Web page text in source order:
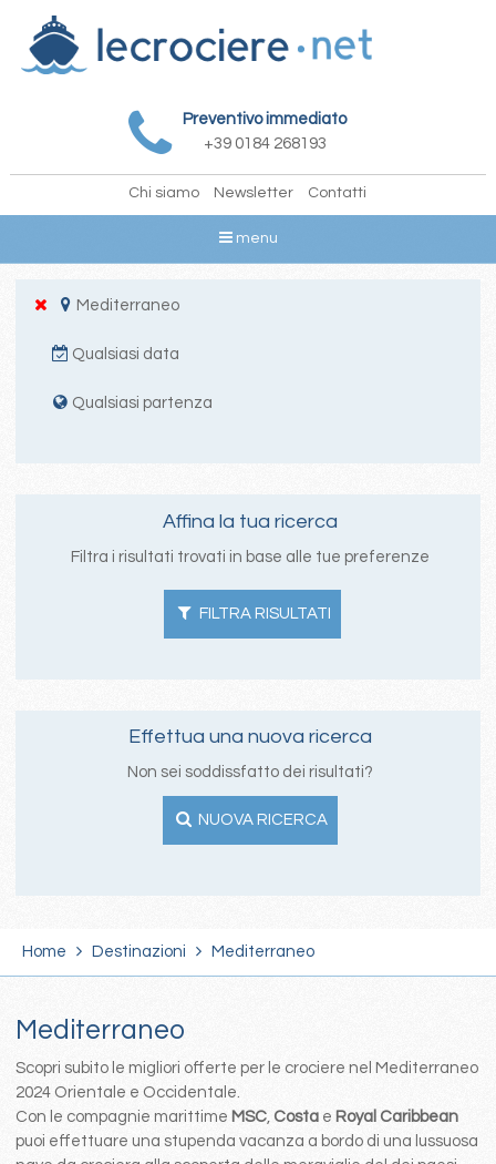
Preventivo immediato
+39 0184 268193
Chi siamo Newsletter Contatti
menu
Mediterraneo
Qualsiasi data
Qualsiasi partenza
Affina la tua ricerca
Filtra i risultati trovati in base alle tue preferenze
FILTRA RISULTATI
Effettua una nuova ricerca
Non sei soddissfatto dei risultati?
NUOVA RICERCA
Home Destinazioni Mediterraneo
Mediterraneo
Scopri subito le migliori offerte per le crociere nel Mediterraneo
2024 Orientale e Occidentale.
Con le compagnie marittime MSC, Costa e Royal Caribbean
puoi effettuare una stupenda vacanza a bordo di una lussuosa